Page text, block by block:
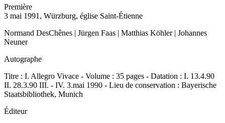
Première
3 mai 1991, Würzburg, église Saint-Étienne
Normand DesChênes | Jürgen Faas | Matthias Köhler | Johannes
Neuner
Autographe
Titre : I. Allegro Vivace - Volume : 35 pages - Datation : I. 13.4.90
II. 28.3.90 III. - IV. 3.mai 1990 - Lieu de conservation : Bayerische
Staatsbibliothek, Munich
Éditeur